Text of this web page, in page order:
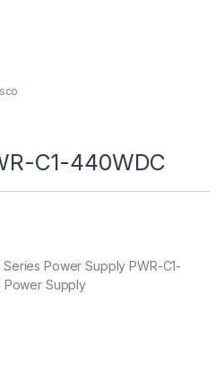
C1-440WDC
Power Supply PWR-C1-
Power Supply